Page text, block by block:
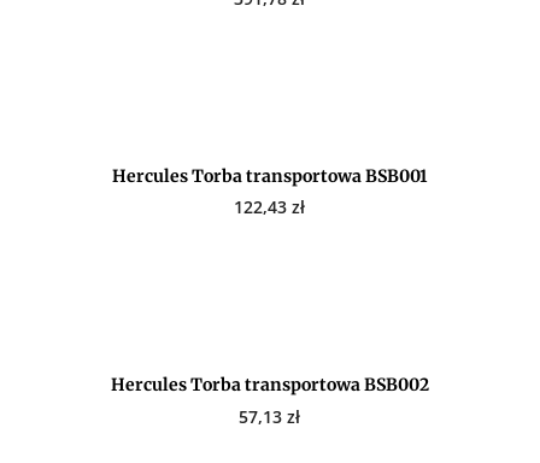
Hercules Torba transportowa BSB001
122,43zł
Hercules Torba transportowa BSB002
57,13zł